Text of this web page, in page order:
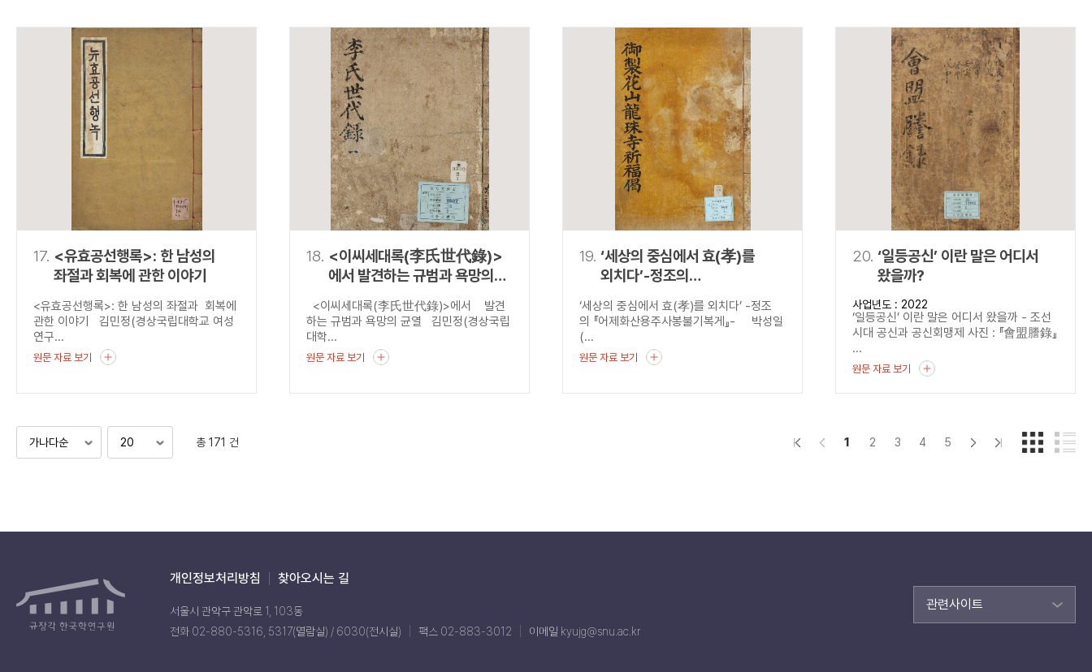
17. <유효공선행록>: 한 남성의
좌절과 회복에 관한 이야기
<유효공선행록>: 한 남성의 좌절과 회복에
관한 이야기 김민정(경상국립대학교 여성
연구...
원문 자료 보기
18. <이씨세대록(李氏世代錄)>
에서 발견하는 규범과 욕망의
<이씨세대록(李氏世代錄)>에서 발견
하는 규범과 욕망의 균열 김민정(경상국립
대학...
원문 자료 보기
19. ‘세상의 중심에서 효(孝)를
외치다’-정조의
『어제화산용주사봉불기복게』-
‘세상의 중심에서 효(孝)를 외치다’ -정조
의 『어제화산용주사봉불기복게』- 박성일
(...
원문 자료 보기
20. ‘일등공신’ 이란 말은 어디서
왔을까?
사업년도 : 2022
‘일등공신’ 이란 말은 어디서 왔을까 - 조선
시대 공신과 공신회맹제 사진 : 『會盟謄錄』
...
원문 자료 보기
총 171 건 1 2 3 4 5
개인정보처리방침 찾아오시는 길
서울시 관악구 관악로 1, 103동
전화 02-880-5316, 5317(열람실) / 6030(전시실)
팩스 02-883-3012 이메일 kyujg@snu.ac.kr
관련사이트